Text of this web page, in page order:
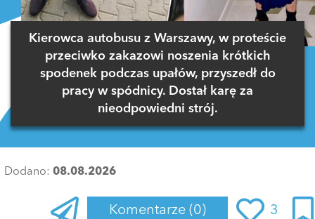
Kierowca autobusu z Warszawy, w proteście
przeciwko zakazowi noszenia krótkich
spodenek podczas upałów, przyszedł do
pracy w spódnicy. Dostał karę za
nieodpowiedni strój.
Dodano: 08.08.2026
Komentarze (0) 3